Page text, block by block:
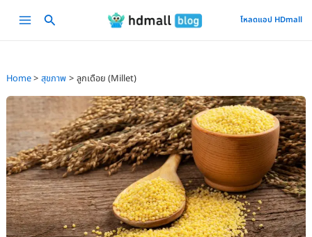
Main
โหลดแอป HDmall
Home สุขภาพ ลูกเดือย (Millet)